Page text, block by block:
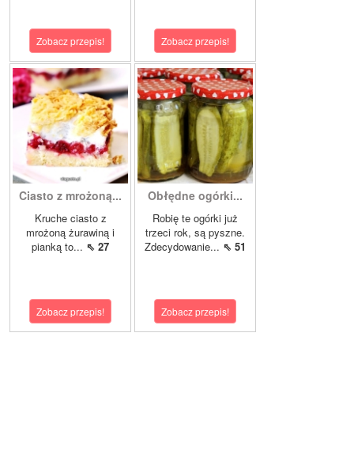
Zobacz przepis! Zobacz przepis!
Ciasto z mrożoną...
Kruche ciasto z
mrożoną żurawiną i
pianką to... ⇖ 27
Zobacz przepis!
Obłędne ogórki...
Robię te ogórki już
trzeci rok, są pyszne.
Zdecydowanie... ⇖ 51
Zobacz przepis!